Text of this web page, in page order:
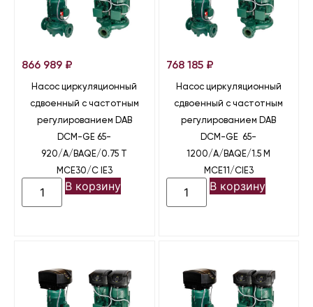
866 989 ₽
Насос циркуляционный
сдвоенный с частотным
регулированием DAB
DCM-GE 65-
920/A/BAQE/0.75 T
MCE30/C IE3
В корзину
768 185 ₽
Насос циркуляционный
сдвоенный с частотным
регулированием DAB
DCM-GE 65-
1200/A/BAQE/1.5 M
MCE11/CIE3
В корзину